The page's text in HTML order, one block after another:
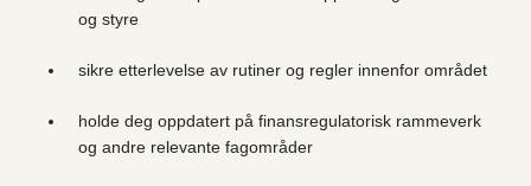
og styre
sikre etterlevelse av rutiner og regler innenfor området
holde deg oppdatert på finansregulatorisk rammeverk
og andre relevante fagområder